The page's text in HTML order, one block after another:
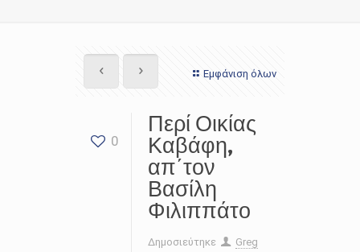
Εμφάνιση όλων
0
Περί Οικίας
Καβάφη,
απ΄τον
Βασίλη
Φιλιππάτο
Δημοσιεύτηκε
Greg